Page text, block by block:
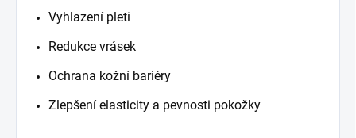
Vyhlazení pleti
Redukce vrásek
Ochrana kožní bariéry
Zlepšení elasticity a pevnosti pokožky